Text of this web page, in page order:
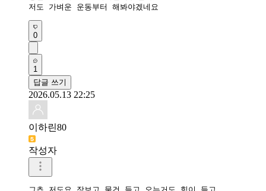
저도 가벼운 운동부터 해봐야겠네요
0
1
답글 쓰기
2026.05.13 22:25
이하린80
작성자